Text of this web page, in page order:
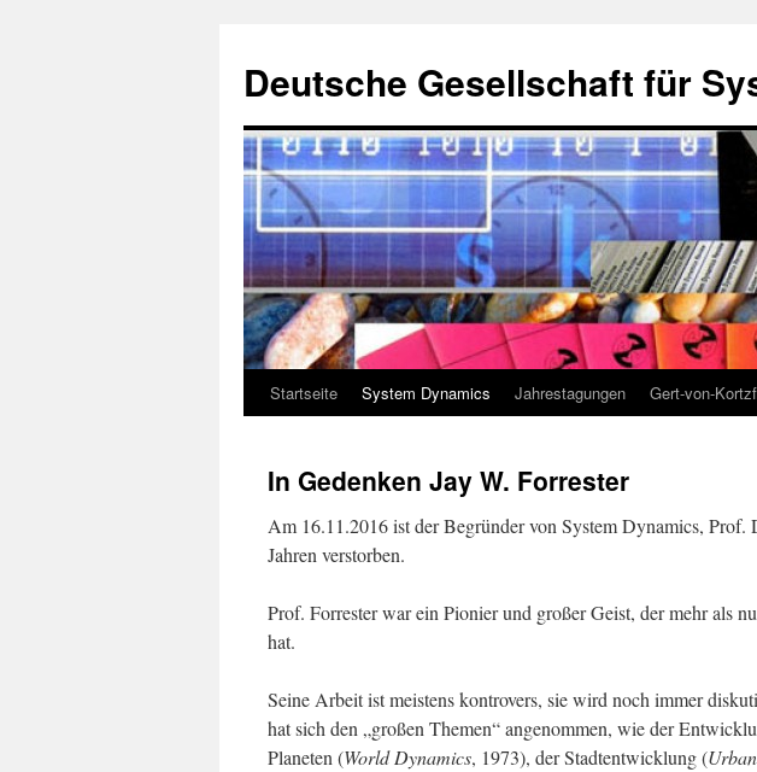
Deutsche Gesellschaft für
Zum
springen
Startseite System Dynamics Jahrestagungen Gert-von-
In Gedenken Jay W. Forrester
Am 16.11.2016 ist der Begründer von System Dynamics, Prof.
Jahren verstorben.
Prof. Forrester war ein Pionier und großer Geist, der mehr als
hat.
Seine Arbeit ist meistens kontrovers, sie wird noch immer
hat sich den „großen Themen“ angenommen, wie der
Planeten (World Dynamics, 1973), der Stadtentwicklung (